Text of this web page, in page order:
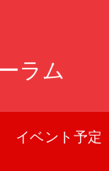
ラム
イベント予定